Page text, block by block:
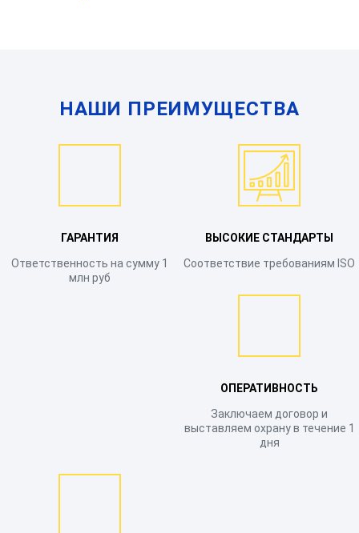
НАШИ ПРЕИМУЩЕСТВА
ГАРАНТИЯ
Ответственность на сумму 1
млн руб
ВЫСОКИЕ СТАНДАРТЫ
Соответствие требованиям ISO
ОПЕРАТИВНОСТЬ
Заключаем договор и
выставляем охрану в течение 1
дня